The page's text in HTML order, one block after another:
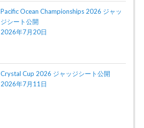
Pacific Ocean Championships 2026 ジャッ
ジシート公開
2026年7月20日
Crystal Cup 2026 ジャッジシート公開
2026年7月11日